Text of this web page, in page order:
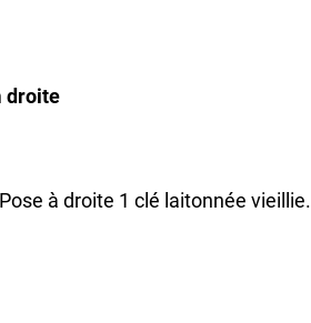
droite
à droite 1 clé laitonnée vieillie.